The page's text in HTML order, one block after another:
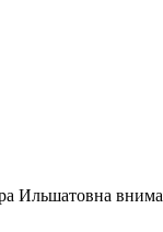
Ильшатовна